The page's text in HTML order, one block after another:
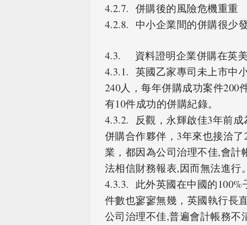
4.2.7. 併購後的風險危機重重
4.2.8. 中小企業間的併購很少
4.3. 資料證明企業併購在英
4.3.1. 英國乙家專司未上市中
240人，每年併購成功案件200
有10件成功的併購紀錄。
4.3.2. 反觀，永輝啟佳3年前
併購合作夥伴，3年來也接洽
業，都因為公司治理不佳,會計
法相信財務報表,因而無法進行。
4.3.3. 此外英國在中國的
件數也寥寥無幾，英國執行長
公司治理不佳,普遍會計帳務